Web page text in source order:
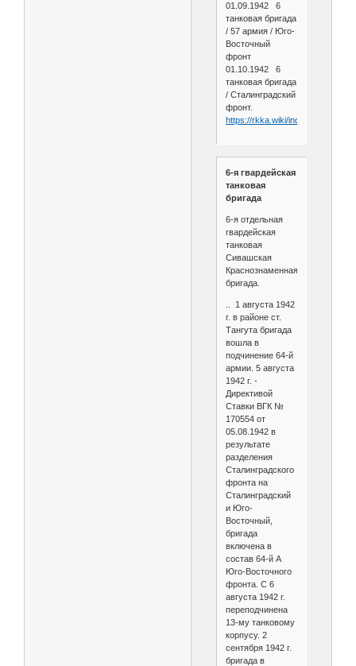
01.09.1942 6
танковая бригада
/ 57 армия / Юго-
Восточный
фронт
01.10.1942 6
танковая бригада
/ Сталинградский
фронт.
https://rkka.wiki/index.php/
6-я гвардейская
танковая
бригада
6-я отдельная
гвардейская
танковая
Сивашская
Краснознаменная
бригада.
.. 1 августа 1942
г. в районе ст.
Тангута бригада
вошла в
подчинение 64-й
армии. 5 августа
1942 г. -
Директивой
Ставки ВГК №
170554 от
05.08.1942 в
результате
разделения
Сталинградского
фронта на
Сталинградский
и Юго-
Восточный,
бригада
включена в
состав 64-й А
Юго-Восточного
фронта. С 6
августа 1942 г.
переподчинена
13-му танковому
корпусу. 2
сентября 1942 г.
бригада в